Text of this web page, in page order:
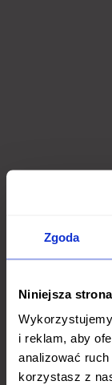
Zgoda
Niniejsza
i reklam, aby
analizować
korzystasz z